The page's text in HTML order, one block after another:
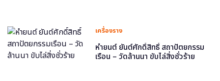
เครื่องราง
หำยนต์ ยันต์ศักดิ์สิทธิ์ สถาปัตยกรรม
เรือน – วัดล้านนา ขับไล่สิ่งชั่วร้าย